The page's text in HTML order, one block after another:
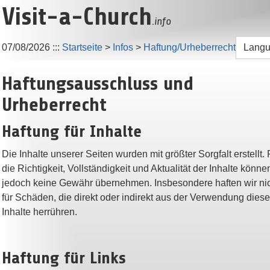
Visit-a-Church.info
07/08/2026 ::: Startseite > Infos > Haftung/Urheberrecht
Haftungsausschluss und
Urheberrecht
Haftung für Inhalte
Die Inhalte unserer Seiten wurden mit größter Sorgfalt erstellt.
die Richtigkeit, Vollständigkeit und Aktualität der Inhalte
jedoch keine Gewähr übernehmen. Insbesondere haften wir
für Schäden, die direkt oder indirekt aus der Verwendung
Inhalte herrühren.
Haftung für Links